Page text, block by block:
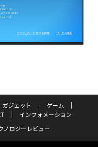
ガジェット
ゲーム
インフォメーション
ノロジーレビュー